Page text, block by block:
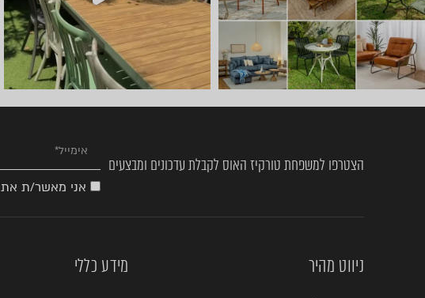
הצטרפו למשפחת טורקיז האוס לקבלת עדכונים ומבצעים
אני מאשר/ת את
ניווט מהיר מידע כללי